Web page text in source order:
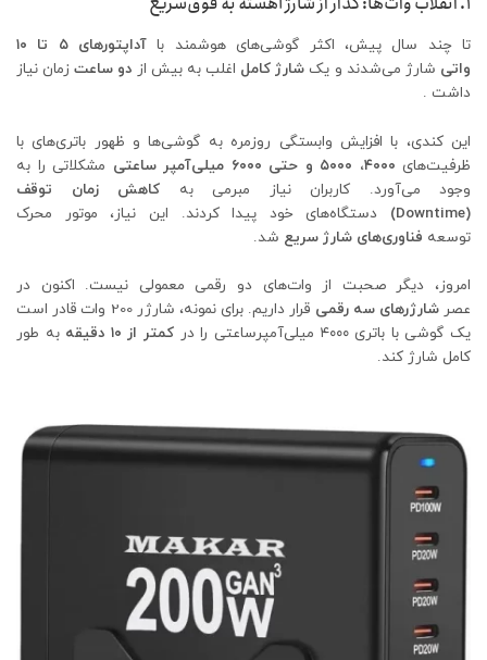
تا چند سال پیش، اکثر گوشی‌های هوشمند با
آداپتورهای ۵ تا ۱۰
واتی شارژ می‌شدند و یک شارژ کامل اغلب به بیش از دو ساعتزمان نیاز
داشت .
این کندی، با افزایش وابستگی روزمره به گوشی‌ها و ظهور باتری‌های با
ظرفیت‌های ۴۰۰۰، ۵۰۰۰ و حتی ۶۰۰۰ میلی‌آمپر ساعتی
مشکلاتی را به
وجود می‌آورد. کاربران نیاز مبرمی به کاهش زمان توقف
(Downtime)
دستگاه‌های خود پیدا کردند. این نیاز، موتور محرک
توسعه فناوری‌های شارژ سریع شد.
امروز، دیگر صحبت از وات‌های دو رقمی معمولی نیست. اکنون در
عصرشارژرهای سه رقمی
قرار داریم. برای نمونه، شارژر 200 وات قادر است
یک گوشی با باتری ۴۰۰۰ میلی‌آمپرساعتی را در
کمتر از ۱۰ دقیقه
به طور
کامل شارژ کند.